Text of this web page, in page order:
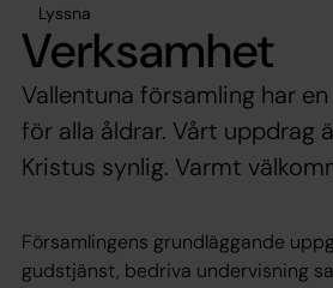
Lyssna
Verksamhet
Vallentuna församling har
för alla åldrar. Vårt uppdrag
Kristus synlig. Varmt
Församlingens grundläggande
gudstjänst, bedriva undervisning